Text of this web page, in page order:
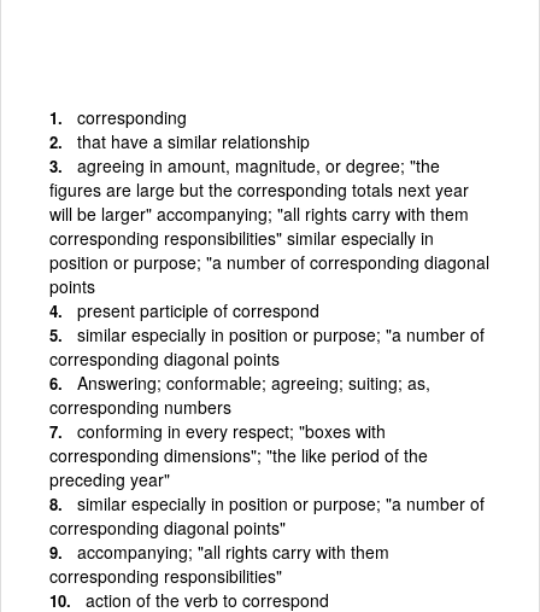
corresponding
that have a similar relationship
agreeing in amount, magnitude, or degree; "the
figures are large but the corresponding totals next year
will be larger" accompanying; "all rights carry with them
corresponding responsibilities" similar especially in
position or purpose; "a number of corresponding diagonal
points
present participle of correspond
similar especially in position or purpose; "a number of
corresponding diagonal points
Answering; conformable; agreeing; suiting; as,
corresponding numbers
conforming in every respect; "boxes with
corresponding dimensions"; "the like period of the
preceding year"
similar especially in position or purpose; "a number of
corresponding diagonal points"
accompanying; "all rights carry with them
corresponding responsibilities"
action of the verb to correspond